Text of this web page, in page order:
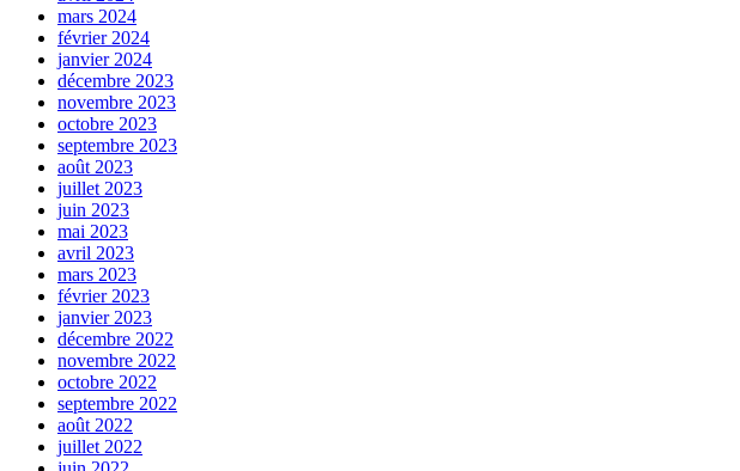
mars 2024
février 2024
janvier 2024
décembre 2023
novembre 2023
octobre 2023
septembre 2023
août 2023
juillet 2023
juin 2023
mai 2023
avril 2023
mars 2023
février 2023
janvier 2023
décembre 2022
novembre 2022
octobre 2022
septembre 2022
août 2022
juillet 2022